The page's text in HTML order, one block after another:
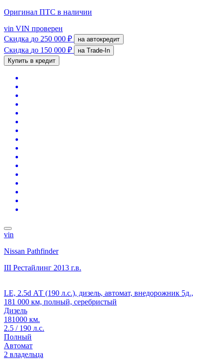
Оригинал ПТС в наличии
vin VIN проверен
Скидка до 250 000 ₽ на автокредит
Скидка до 150 000 ₽
на Trade-In
Купить в кредит
vin
Nissan Pathfinder
III Рестайлинг 2013 г.в.
LE, 2.5d АТ (190 л.с.), дизель, автомат, внедорожник 5д.,
181 000 км, полный, серебристый
Дизель
181000 км.
2.5 / 190 л.с.
Полный
Автомат
2 владельца